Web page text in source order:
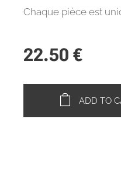
Chaque pièce est
22.50 €
ADD TO